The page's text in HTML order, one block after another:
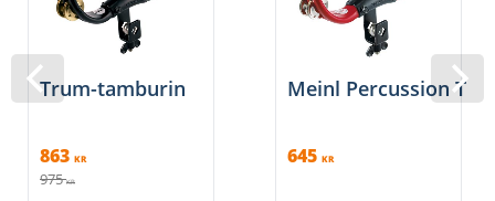
Trum-tamburin
863 KR
975 KR
Meinl Percussion
645 KR